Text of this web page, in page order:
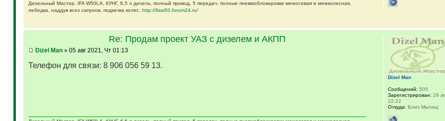
Дизельный Мастер. IFA W50LA, КУНГ, 6,5 л дизель, полный привод, 5 передач, полные пневмоблокировки межосевая и межколесная,
лебедка, наддув всех сапунов, подкачка колес. http://ifaw50.forum24.ru/
Re: Продам проект УАЗ с дизелем и АКПП
Dizel Man» 05 авг 2021, Чт 01:13
Телефон для связи: 8 906 056 59 13.
Dizel Man
Сообщений: 505
Зарегистрирован: 29
22:22
Откуда: Близ Мытищ